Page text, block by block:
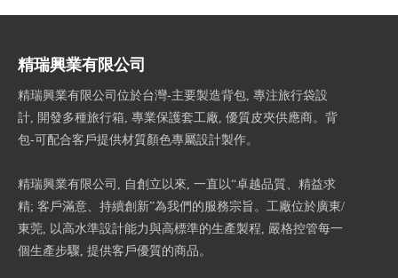
精瑞興業有限公司
精瑞興業有限公司位於台灣-主要製造背包, 專注旅行袋設
計, 開發多種旅行箱, 專業保護套工廠, 優質皮夾供應商。背
包-可配合客戶提供材質顏色專屬設計製作。
精瑞興業有限公司, 自創立以來, 一直以“卓越品質、精益求
精; 客戶滿意、持續創新”為我們的服務宗旨。工廠位於廣東/
東莞, 以高水準設計能力與高標準的生產製程, 嚴格控管每一
個生產步驟, 提供客戶優質的商品。